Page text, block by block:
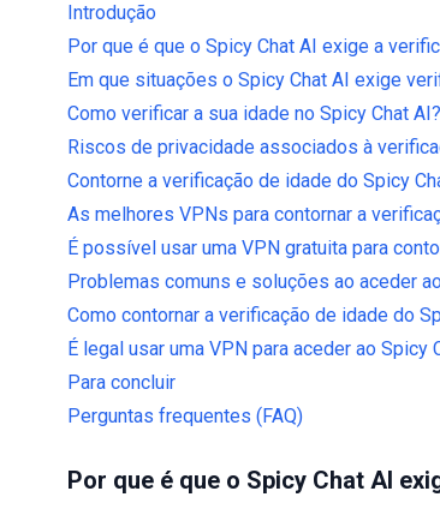
Introdução
Por que é que o Spicy Chat AI exige a
Em que situações o Spicy Chat AI exige
Como verificar a sua idade no Spicy Chat AI?
Riscos de privacidade associados à
Contorne a verificação de idade do Spicy
As melhores VPNs para contornar a
É possível usar uma VPN gratuita para
Problemas comuns e soluções ao aceder
Como contornar a verificação de idade do
É legal usar uma VPN para aceder ao Spicy
Para concluir
Perguntas frequentes (FAQ)
Por que é que o Spicy Chat AI